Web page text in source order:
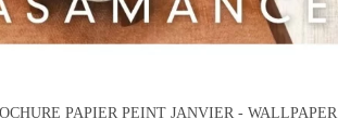
PAPIER PEINT JANVIER - WALLPAPER